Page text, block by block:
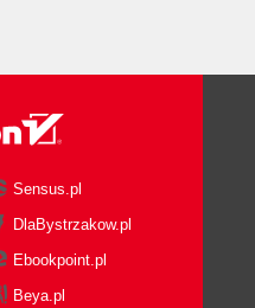
Sensus.pl
DlaBystrzakow.pl
Ebookpoint.pl
Beya.pl